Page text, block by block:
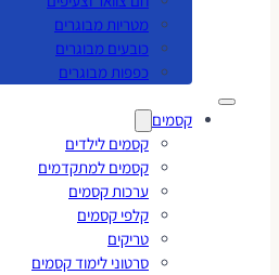
מטריות מבוגרים
כובעים מבוגרים
כפפות מבוגרים
קסמים
קסמים לילדים
קסמים למתקדמים
ערכות קסמים
קלפי קסמים
טריקים
סרטוני לימוד קסמים